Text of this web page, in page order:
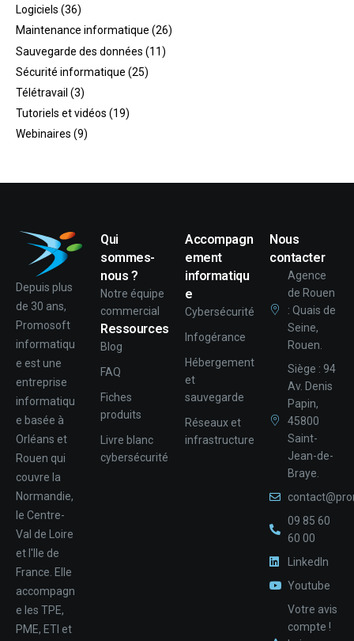
Logiciels (36)
Maintenance informatique (26)
Sauvegarde des données (11)
Sécurité informatique (25)
Télétravail (3)
Tutoriels et vidéos (19)
Webinaires (9)
Depuis plus
de 30 ans,
Promosoft
informatiqu
e est une
entreprise
informatiqu
e basée à
Orléans et
Rouen qui
couvre la
Normandie,
le Centre-
Val de Loire
et l'Ile de
France. Elle
accompagn
e les TPE,
PME, ETI et
Qui
sommes-
nous ?
Notre équipe
commercial
Ressources
Blog
FAQ
Fiches
produits
Livre blanc
cybersécurité
Accompagn
ement
informatiqu
e
Cybersécurité
Infogérance
Hébergement
et
sauvegarde
Réseaux et
infrastructure
Nous
contacter
Agence
de Rouen
: Quais de
Seine,
Rouen.
Siège : 94
Av. Denis
Papin,
45800
Saint-
Jean-de-
Braye.
09 85 60
60 00
LinkedIn
Youtube
Votre avis
compte !